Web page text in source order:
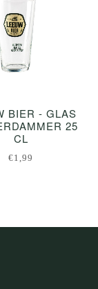
BIER - GLAS
25
CL
€1,99